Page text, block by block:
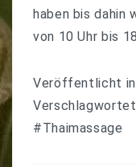
haben bis dahin
von 10 Uhr bis
Veröffentlicht in
Verschlagwortet
#Thaimassage